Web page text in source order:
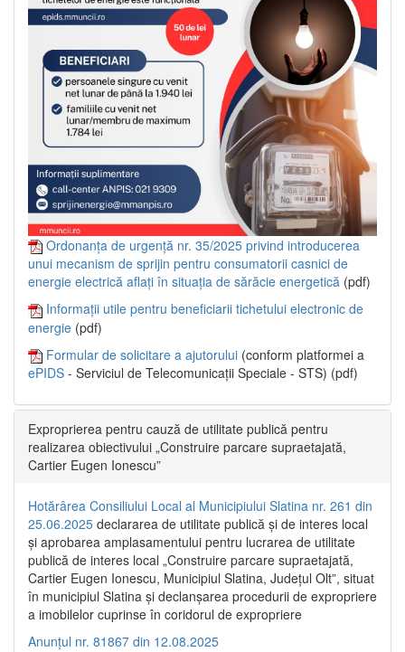
Ordonanța de urgență nr. 35/2025 privind introducerea
unui mecanism de sprijin pentru consumatorii casnici de
energie electrică aflați în situația de sărăcie energetică (pdf)
Informații utile pentru beneficiarii tichetului electronic de
energie (pdf)
Formular de solicitare a ajutorului (conform platformei a
ePIDS - Serviciul de Telecomunicații Speciale - STS) (pdf)
Exproprierea pentru cauză de utilitate publică pentru
realizarea obiectivului „Construire parcare supraetajată,
Cartier Eugen Ionescu”
Hotărârea Consiliului Local al Municipiului Slatina nr. 261 din
25.06.2025 declararea de utilitate publică și de interes local
și aprobarea amplasamentului pentru lucrarea de utilitate
publică de interes local „Construire parcare supraetajată,
Cartier Eugen Ionescu, Municipiul Slatina, Județul Olt”, situat
în municipiul Slatina și declanșarea procedurii de expropriere
a imobilelor cuprinse în coridorul de expropriere
Anunțul nr. 81867 din 12.08.2025